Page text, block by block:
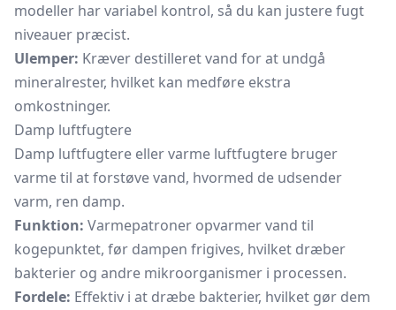
modeller har variabel kontrol, så du kan justere fugt
niveauer præcist.
Ulemper: Kræver destilleret vand for at undgå
mineralrester, hvilket kan medføre ekstra
omkostninger.
Damp luftfugtere
Damp luftfugtere eller varme luftfugtere bruger
varme til at forstøve vand, hvormed de udsender
varm, ren damp.
Funktion: Varmepatroner opvarmer vand til
kogepunktet, før dampen frigives, hvilket dræber
bakterier og andre mikroorganismer i processen.
Fordele: Effektiv i at dræbe bakterier, hvilket gør dem